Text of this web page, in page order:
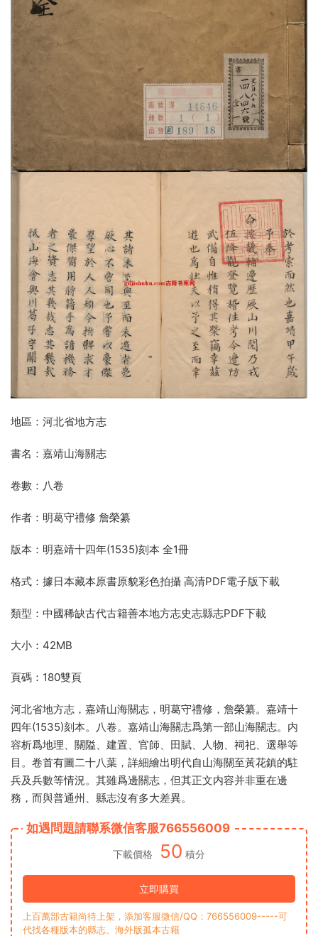
地區：河北省地方志
書名：嘉靖山海關志
卷數：八卷
作者：明葛守禮修 詹榮纂
版本：明嘉靖十四年(1535)刻本 全1冊
格式：據日本藏本原書原貌彩色拍攝 高清PDF電子版下載
類型：中國稀缺古代古籍善本地方志史志縣志PDF下載
大小：42MB
頁碼：180雙頁
河北省地方志，嘉靖山海關志，明葛守禮修，詹榮纂。嘉靖十
四年(1535)刻本。八卷。嘉靖山海關志爲第一部山海關志。内
容析爲地理、關隘、建置、官師、田賦、人物、祠祀、選舉等
目。卷首有圖二十八葉，詳細繪出明代自山海關至黃花鎮的駐
兵及兵數等情況。其雖爲邊關志，但其正文内容并非重在邊
務，而與普通州、縣志沒有多大差異。
如遇問題請聯系微信客服766556009
下載價格 50 積分
立即購買
上百萬部古籍尚待上架，添加客服微信/QQ：766556009-----可
代找各種版本的縣志、海外版孤本古籍